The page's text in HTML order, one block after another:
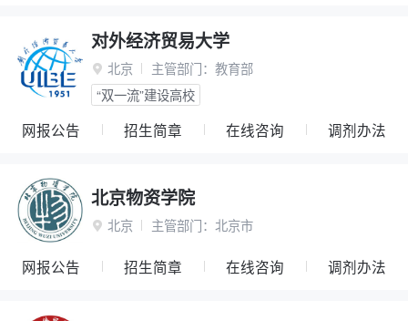
对外经济贸易大学
 北京 主管部门： 教育部
“双一流”建设高校
网报公告 招生简章 在线咨询 调剂办法
北京物资学院
 北京 主管部门： 北京市
网报公告 招生简章 在线咨询 调剂办法